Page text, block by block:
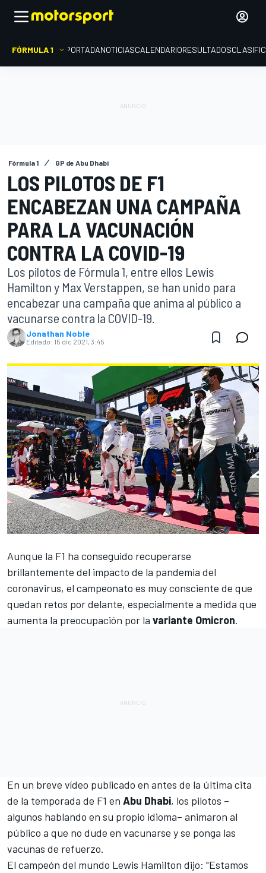
FÓRMULA 1 PORTADANOTICIASCALENDARIORESULTADOS
Fórmula 1 GP de Abu Dhabi
LOS PILOTOS DE F1
ENCABEZAN UNA CAMPAÑA
PARA LA VACUNACIÓN
CONTRA LA COVID-19
Los pilotos de Fórmula 1, entre ellos Lewis
Hamilton y Max Verstappen, se han unido para
encabezar una campaña que anima al público a
vacunarse contra la COVID-19.
Jonathan Noble
Editado: 15 dic 2021, 3:45
Aunque la F1 ha conseguido recuperarse
brillantemente del impacto de la pandemia del
coronavirus, el campeonato es muy consciente de que
quedan retos por delante, especialmente a medida que
aumenta la preocupación por la variante Omicron.
En un breve vídeo publicado en antes de la última cita
de la temporada de F1 en Abu Dhabi, los pilotos –
algunos hablando en su propio idioma– animaron al
público a que no dude en vacunarse y se ponga las
vacunas de refuerzo.
El campeón del mundo Lewis Hamilton dijo: "Estamos